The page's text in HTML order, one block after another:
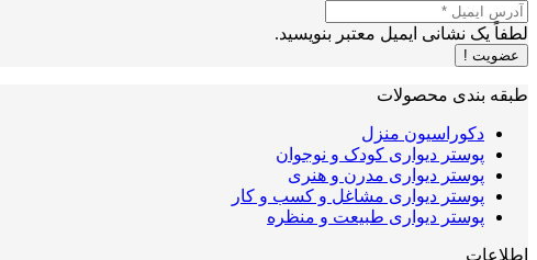
لطفاً یک نشانی ایمیل معتبر بنویسید.
عضویت !
طبقه بندی محصولات
دکوراسیون منزل
پوستر دیواری کودک و نوجوان
پوستر دیواری مدرن و هنری
پوستر دیواری مشاغل و کسب و کار
پوستر دیواری طبیعت و منظره
اطلاعات